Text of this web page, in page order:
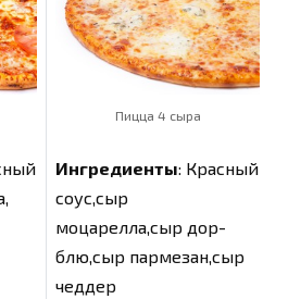
Пицца 4 сыра
Ингредиенты: Красный
соус,сыр
моцарелла,сыр дор-
блю,сыр пармезан,сыр
чеддер